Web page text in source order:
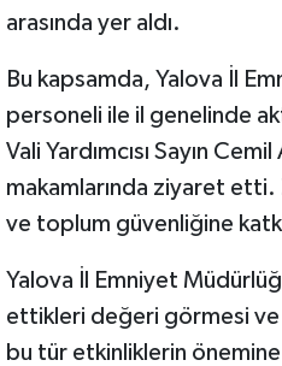
arasında yer aldı.
Bu kapsamda, Yalova İl
personeli ile il genelinde
Vali Yardımcısı Sayın
makamlarında ziyaret etti.
ve toplum güvenliğine
Yalova İl Emniyet
ettikleri değeri görmesi
bu tür etkinliklerin